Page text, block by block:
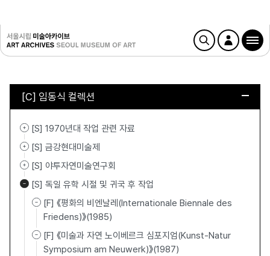
[C] 임동식 컬렉션
[S] 1970년대 작업 관련 자료
[S] 금강현대미술제
[S] 야투자연미술연구회
[S] 독일 유학 시절 및 귀국 후 작업
[F] 《평화의 비엔날레(Internationale Biennale des
Friedens)》(1985)
[F] 《미술과 자연 노이베르크 심포지엄(Kunst-Natur
Symposium am Neuwerk)》(1987)